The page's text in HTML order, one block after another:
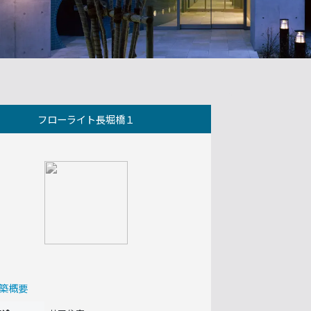
フローライト長堀橋１
概要